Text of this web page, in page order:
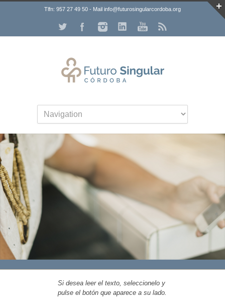
Tlfn: 957 27 49 50 - Mail info@futurosingularcordoba.org
Si desea leer el texto, seleccionelo y
pulse el botón que aparece a su lado.